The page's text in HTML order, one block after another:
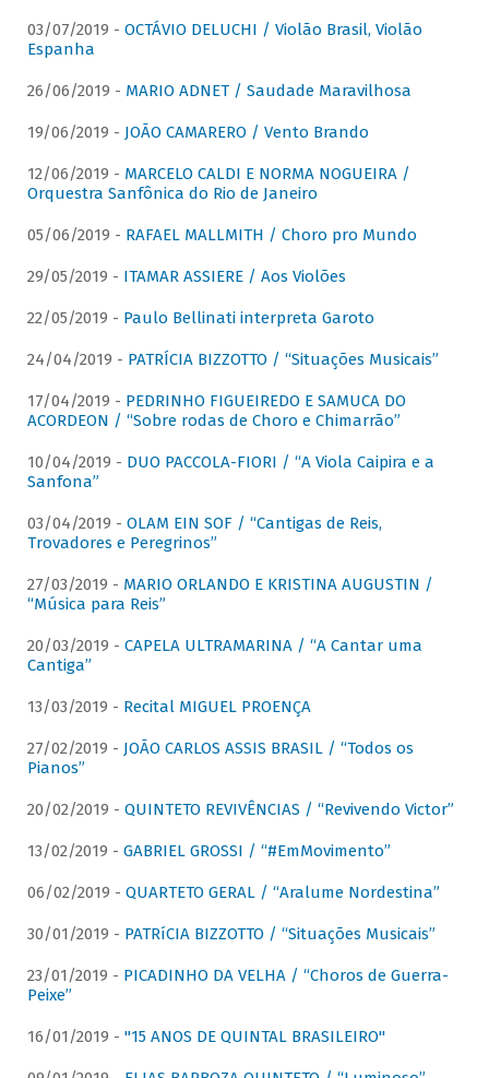
03/07/2019 - OCTÁVIO DELUCHI / Violão Brasil, Violão
Espanha
26/06/2019 - MARIO ADNET / Saudade Maravilhosa
19/06/2019 - JOÃO CAMARERO / Vento Brando
12/06/2019 - MARCELO CALDI E NORMA NOGUEIRA /
Orquestra Sanfônica do Rio de Janeiro
05/06/2019 - RAFAEL MALLMITH / Choro pro Mundo
29/05/2019 - ITAMAR ASSIERE / Aos Violões
22/05/2019 - Paulo Bellinati interpreta Garoto
24/04/2019 - PATRÍCIA BIZZOTTO / “Situações Musicais”
17/04/2019 - PEDRINHO FIGUEIREDO E SAMUCA DO
ACORDEON / “Sobre rodas de Choro e Chimarrão”
10/04/2019 - DUO PACCOLA-FIORI / “A Viola Caipira e a
Sanfona”
03/04/2019 - OLAM EIN SOF / “Cantigas de Reis,
Trovadores e Peregrinos”
27/03/2019 - MARIO ORLANDO E KRISTINA AUGUSTIN /
“Música para Reis”
20/03/2019 - CAPELA ULTRAMARINA / “A Cantar uma
Cantiga”
13/03/2019 - Recital MIGUEL PROENÇA
27/02/2019 - JOÃO CARLOS ASSIS BRASIL / “Todos os
Pianos”
20/02/2019 - QUINTETO REVIVÊNCIAS / “Revivendo Victor”
13/02/2019 - GABRIEL GROSSI / “#EmMovimento”
06/02/2019 - QUARTETO GERAL / “Aralume Nordestina”
30/01/2019 - PATRíCIA BIZZOTTO / “Situações Musicais”
23/01/2019 - PICADINHO DA VELHA / “Choros de Guerra-
Peixe”
16/01/2019 - "15 ANOS DE QUINTAL BRASILEIRO"